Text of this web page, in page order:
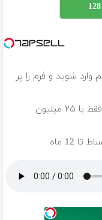
زخم وارد شوید و فرم را پر
میخوای ایمپلنت کنی؟ | الان وقتشه | اونم فقط با ۲۵ میلیون